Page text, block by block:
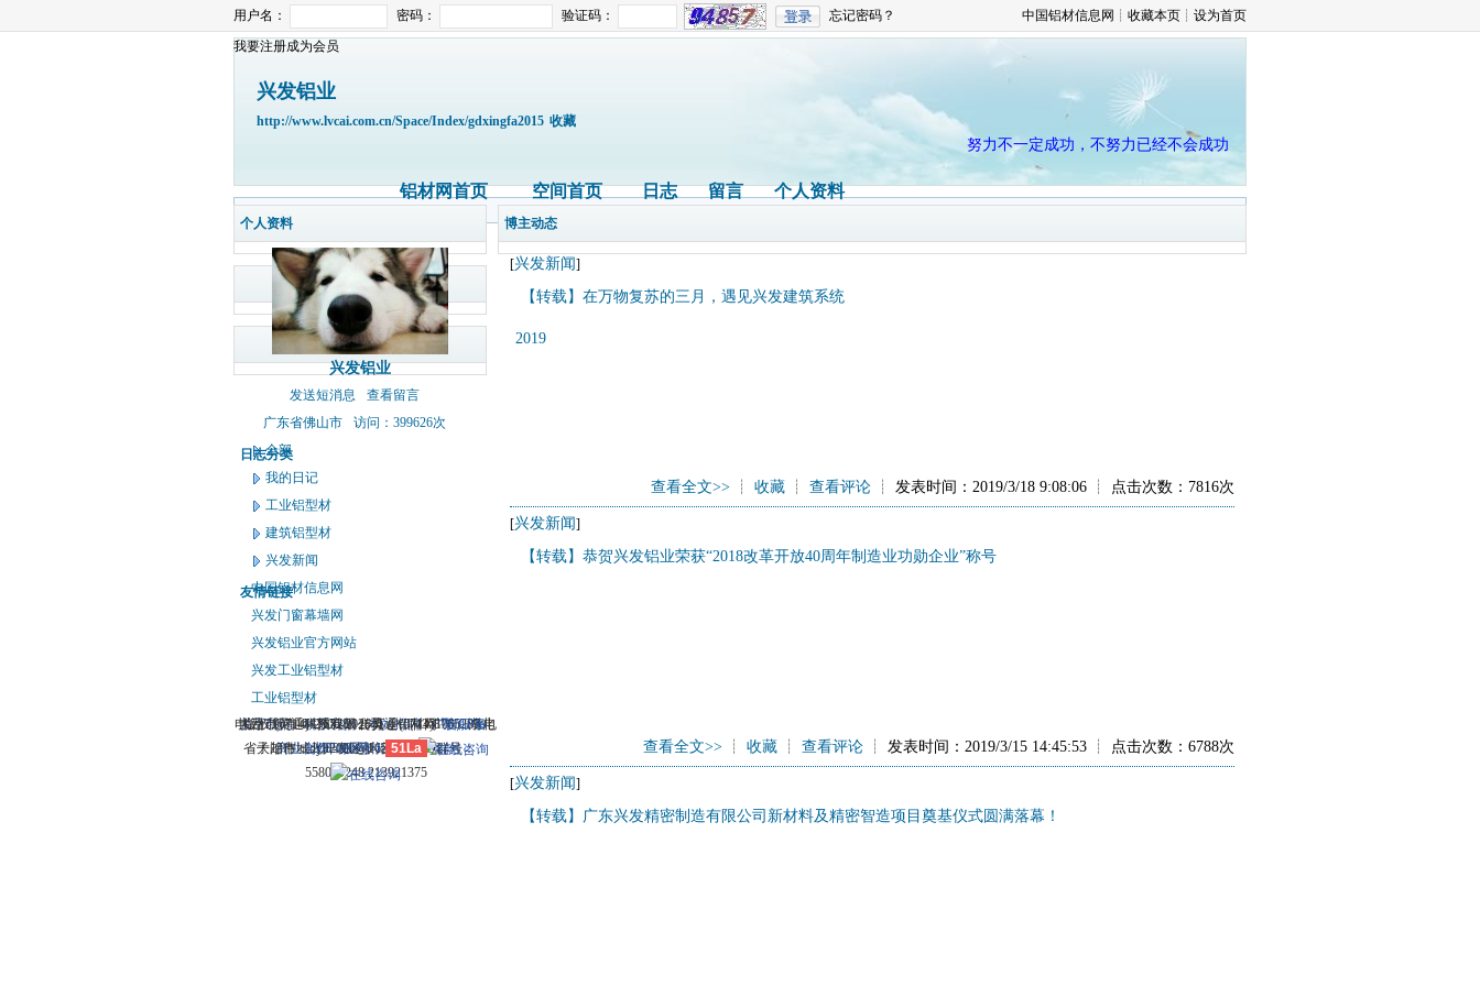
用户名： 密码： 验证码：
忘记密码？
我要注册成为会员
中国铝材信息网 ┊ 收藏本页 ┊ 设为首页
兴发铝业
http://www.lvcai.com.cn/Space/Index/gdxingfa2015 收藏
努力不一定成功，不努力已经不会成功
铝材网首页 空间首页 日志 留言 个人资料
个人资料
兴发铝业
发送短消息
查看留言
广东省佛山市
访问：399626次
日志分类
全部
我的日记
工业铝型材
建筑铝型材
兴发新闻
友情链接
中国铝材信息网
兴发门窗幕墙网
兴发铝业官方网站
兴发工业铝型材
工业铝型材
博主动态
[兴发新闻]
【转载】在万物复苏的三月，遇见兴发建筑系统
2019
查看全文>> ┊ 收藏 ┊ 查看评论 ┊ 发表时间：2019/3/18 9:08:06 ┊ 点击次数：7816次
[兴发新闻]
【转载】恭贺兴发铝业荣获“2018改革开放40周年制造业功勋企业”称号
查看全文>> ┊ 收藏 ┊ 查看评论 ┊ 发表时间：2019/3/15 14:45:53 ┊ 点击次数：6788次
[兴发新闻]
【转载】广东兴发精密制造有限公司新材料及精密智造项目奠基仪式圆满落幕！
关于我们-联系我们-本站招聘-广告服务-
商业合作-服务内容-服务条款
电话：(0714)8765286 传真：(0714)8765285 电
子邮件：dylt2006@163.com QQ群号：
558099248 213921375
大冶市灵通科技有限公司 @ （435100）湖北
省大冶市城北开发区新冶大道
版权所有 © 2006-2026灵通铝材网鄂ICP备
12005698号-1
51La